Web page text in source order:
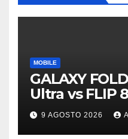
MOBILE
GALAXY
Ultra vs FLIP 8
9 AGOSTO 2026